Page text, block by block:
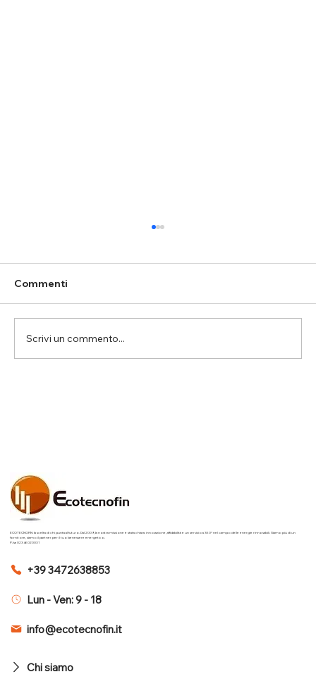
Commenti
Scrivi un commento...
ECOTECNOFIN: la scelta di chi punta al futuro. Dal 2009, la nostra missione è stata chiara: innovazione, affidabilità e un servizio a 360° nel campo delle energie rinnovabili. Siamo più di un
fornitore, siamo il partner per il tuo benessere energetico.
P.Iva 02346020031
+39 3472638853
Lun - Ven: 9 - 18
info@ecotecnofin.it
Chi siamo